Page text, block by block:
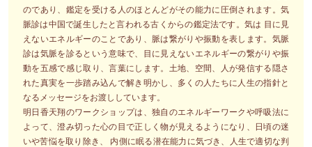
のであり、鑑定を受ける人のほとんどがその能力に圧倒されます。気
脈診は中国で誕生したと言われる古くからの鑑定法です。気は 目に見
えないエネルギーのことであり、脈は繋がりや振動を表します。気脈
診は気脈を診るという意味で、目に見えないエネルギーの繋がりや振
動を五感で感じ取り、言葉にします。土地、空間、人が発信する隠さ
れた真実を一歩踏み込んで解き明かし、多くの人たちに人生の指針と
なるメッセージをお渡ししています。
明日香天翔のワークショップは、独自のエネルギーワークや呼吸法に
よって、澄み切った心の目で正しく物が見えるようになり、日頃の迷
いや苦悩を取り除き、 内側に眠る潜在能力に気づき、人生で適切な判